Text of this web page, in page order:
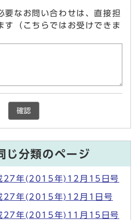
要なお問い合わせは、直接担
す（こちらではお受けできま
確認
じ分類のページ
27年(2015年)12月15日号
27年(2015年)12月1日号
27年(2015年)11月15日号